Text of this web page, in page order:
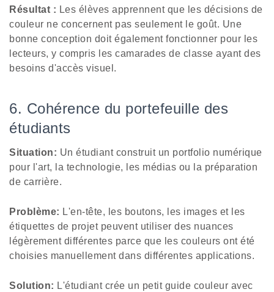
Résultat : Les élèves apprennent que les décisions de
couleur ne concernent pas seulement le goût. Une
bonne conception doit également fonctionner pour les
lecteurs, y compris les camarades de classe ayant des
besoins d'accès visuel.
6. Cohérence du portefeuille des
étudiants
Situation: Un étudiant construit un portfolio numérique
pour l'art, la technologie, les médias ou la préparation
de carrière.
Problème: L'en-tête, les boutons, les images et les
étiquettes de projet peuvent utiliser des nuances
légèrement différentes parce que les couleurs ont été
choisies manuellement dans différentes applications.
Solution: L'étudiant crée un petit guide couleur avec